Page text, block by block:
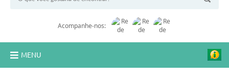
Acompanhe-nos:
MENU